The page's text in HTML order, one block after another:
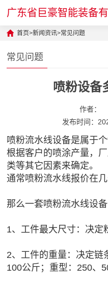
广东省巨豪智能装备
首页>新闻资讯>常见问题
常见问题
喷粉设备
作者：
发布时间：
喷粉流水线设备是属于
根据客户的喷涂产量，
类等其它因素来确定。
通常喷粉流水线报价在
那么一套喷粉流水线设
1、工件最大尺寸：决定
2、工件的重量：决定链
100公斤；重型：250、